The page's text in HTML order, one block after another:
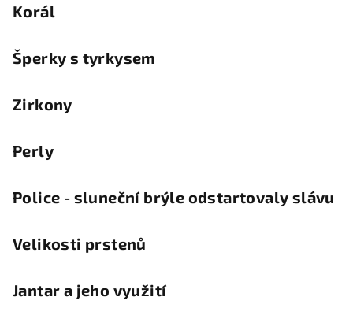
Korál
Šperky s tyrkysem
Zirkony
Perly
Police - sluneční brýle odstartovaly slávu
Velikosti prstenů
Jantar a jeho využití